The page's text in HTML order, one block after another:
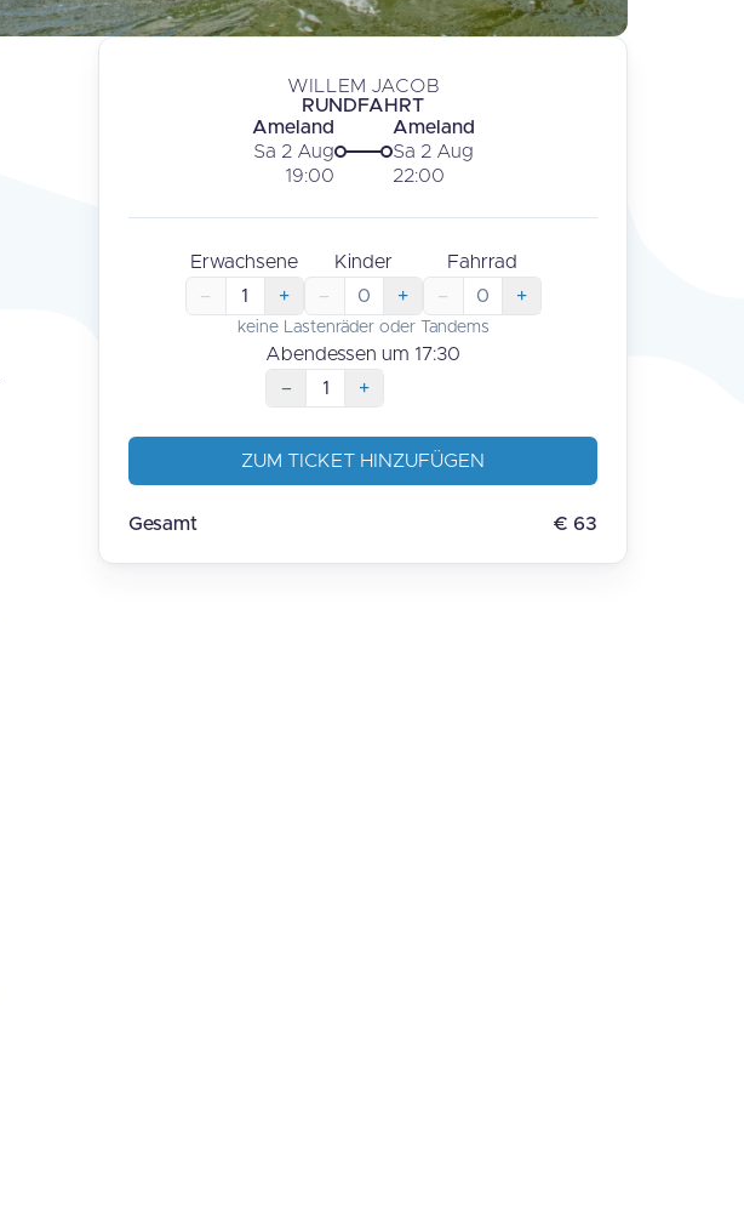
WILLEM JACOB
RUNDFAHRT
Ameland
Sa 2 Aug
19:00
Ameland
Sa 2 Aug
22:00
Erwachsene
–
1 +
Kinder
–
0 +
Fahrrad
–
0 +
keine Lastenräder oder Tandems
Abendessen um 17:30
–
1 +
ZUM TICKET HINZUFÜGEN
Gesamt € 63